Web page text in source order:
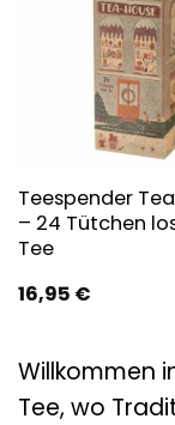
Teespender
– 24 Tütchen
Tee
16,95 €
Willkommen
Tee, wo